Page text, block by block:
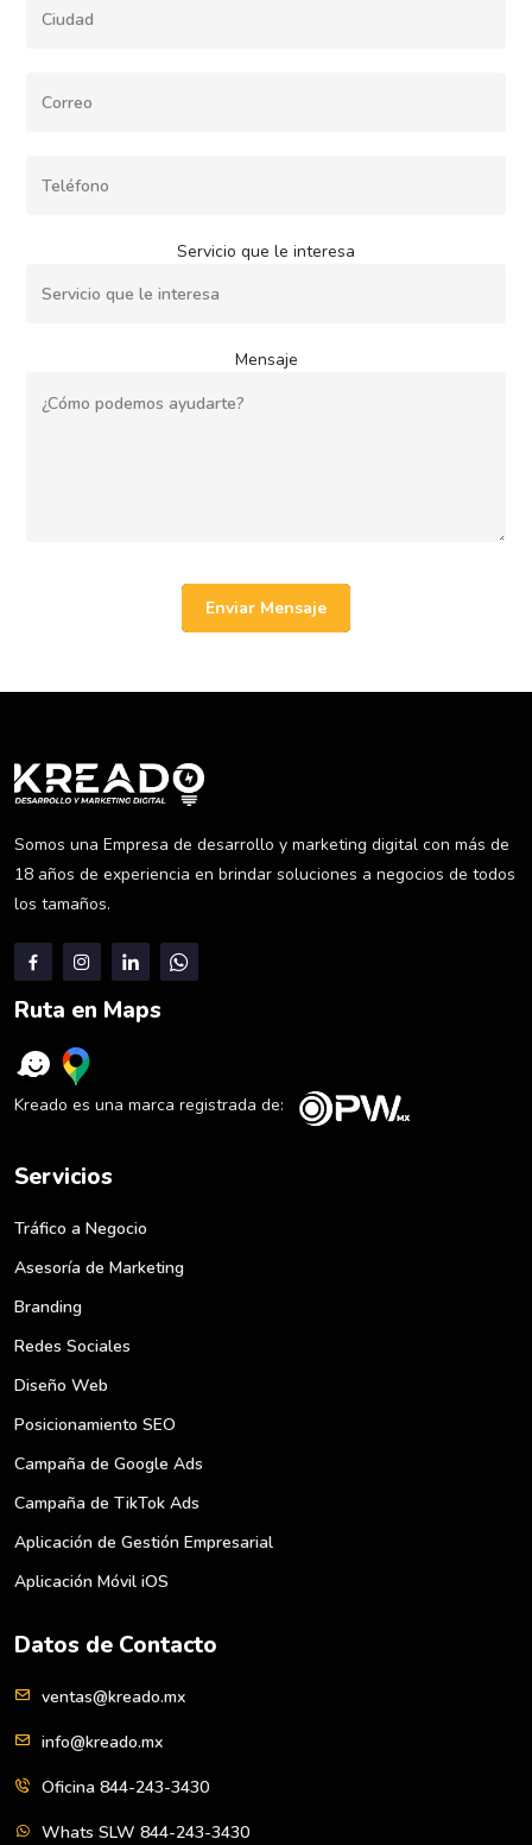
Servicio que le interesa
Mensaje
Enviar Mensaje
Somos una Empresa de desarrollo y marketing digital con más de
18 años de experiencia en brindar soluciones a negocios de todos
los tamaños.
Ruta en Maps
Kreado es una marca registrada de:
Servicios
Tráfico a Negocio
Asesoría de Marketing
Branding
Redes Sociales
Diseño Web
Posicionamiento SEO
Campaña de Google Ads
Campaña de TikTok Ads
Aplicación de Gestión Empresarial
Aplicación Móvil iOS
Datos de Contacto
ventas@kreado.mx
info@kreado.mx
Oficina 844-243-3430
Whats SLW 844-243-3430